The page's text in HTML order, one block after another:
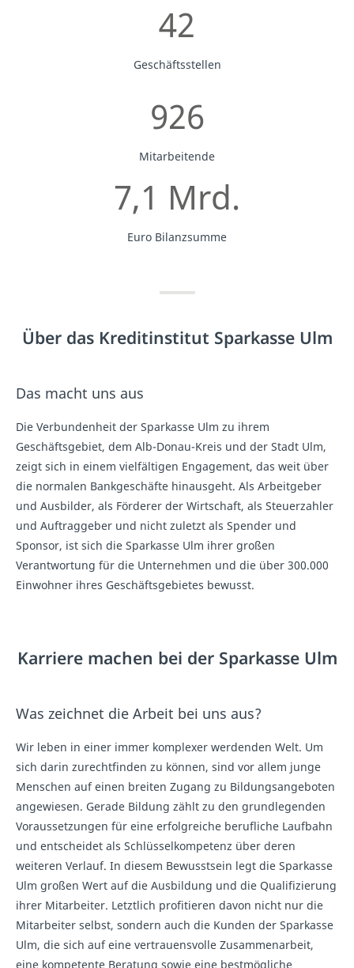
42
Geschäftsstellen
926
Mitarbeitende
7,1 Mrd.
Euro Bilanzsumme
Über das Kreditinstitut Sparkasse Ulm
Das macht uns aus
Die Verbundenheit der Sparkasse Ulm zu ihrem
Geschäftsgebiet, dem Alb-Donau-Kreis und der Stadt Ulm,
zeigt sich in einem vielfältigen Engagement, das weit über
die normalen Bankgeschäfte hinausgeht. Als Arbeitgeber
und Ausbilder, als Förderer der Wirtschaft, als Steuerzahler
und Auftraggeber und nicht zuletzt als Spender und
Sponsor, ist sich die Sparkasse Ulm ihrer großen
Verantwortung für die Unternehmen und die über 300.000
Einwohner ihres Geschäftsgebietes bewusst.
Karriere machen bei der Sparkasse Ulm
Was zeichnet die Arbeit bei uns aus?
Wir leben in einer immer komplexer werdenden Welt. Um
sich darin zurechtfinden zu können, sind vor allem junge
Menschen auf einen breiten Zugang zu Bildungsangeboten
angewiesen. Gerade Bildung zählt zu den grundlegenden
Voraussetzungen für eine erfolgreiche berufliche Laufbahn
und entscheidet als Schlüsselkompetenz über deren
weiteren Verlauf. In diesem Bewusstsein legt die Sparkasse
Ulm großen Wert auf die Ausbildung und die Qualifizierung
ihrer Mitarbeiter. Letztlich profitieren davon nicht nur die
Mitarbeiter selbst, sondern auch die Kunden der Sparkasse
Ulm, die sich auf eine vertrauensvolle Zusammenarbeit,
eine kompetente Beratung sowie eine bestmögliche